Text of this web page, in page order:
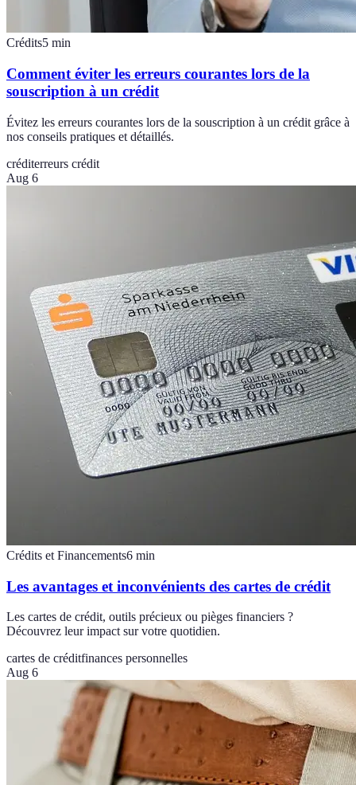
Crédits5 min
Comment éviter les erreurs courantes lors de la
souscription à un crédit
Évitez les erreurs courantes lors de la souscription à un crédit grâce à
nos conseils pratiques et détaillés.
créditerreurs crédit
Aug 6
Crédits et Financements6 min
Les avantages et inconvénients des cartes de crédit
Les cartes de crédit, outils précieux ou pièges financiers ?
Découvrez leur impact sur votre quotidien.
cartes de créditfinances personnelles
Aug 6